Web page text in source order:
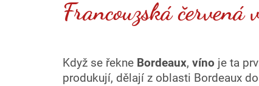
Francouzská
Když se řekne Bordeaux, víno je ta
produkují, dělají z oblasti Bordeaux